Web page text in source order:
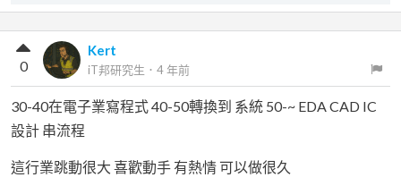
Kert
iT邦研究生 ． 4 年前
0
30-40在電子業寫程式 40-50轉換到 系統 50-~ EDA CAD IC
設計 串流程
這行業跳動很大 喜歡動手 有熱情 可以做很久